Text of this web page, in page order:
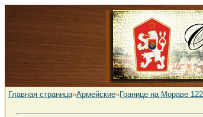
Главная страница»Армейские»Границе на Мораве